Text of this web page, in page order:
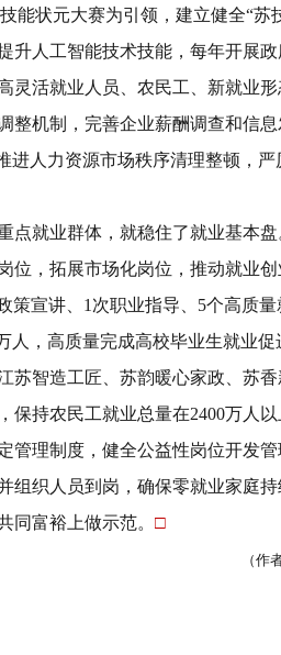
能状元大赛为引领，建立健全“苏
升人工智能技术技能，每年开展政
灵活就业人员、农民工、新就业
整机制，完善企业薪酬调查和信
进人力资源市场秩序清理整顿，严
点就业群体，就稳住了就业基本
位，拓展市场化岗位，推动就业
策宣讲、 1 次职业指导、 5个高质量
人，高质量完成高校毕业生就业促
苏智造工匠、苏韵暖心家政、苏
保持农民工就业总量在2400万人
管理制度，健全公益性岗位开发
组织人员到岗，确保零就业家庭
同富裕上做示范。 □
（作